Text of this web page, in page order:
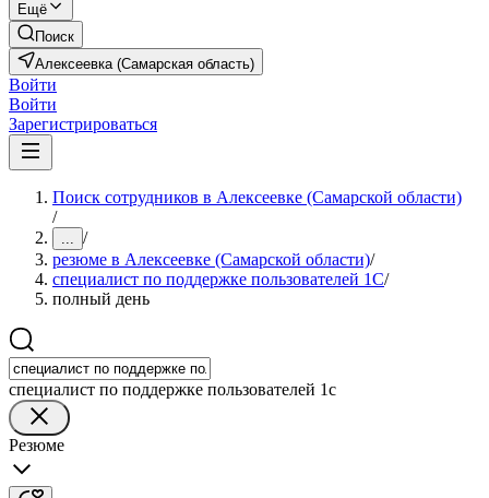
Ещё
Поиск
Алексеевка (Самарская область)
Войти
Войти
Зарегистрироваться
Поиск сотрудников в Алексеевке (Самарской области)
/
... /
резюме в Алексеевке (Самарской области)/
специалист по поддержке пользователей 1С/
полный день
специалист по поддержке пользователей 1с
Резюме